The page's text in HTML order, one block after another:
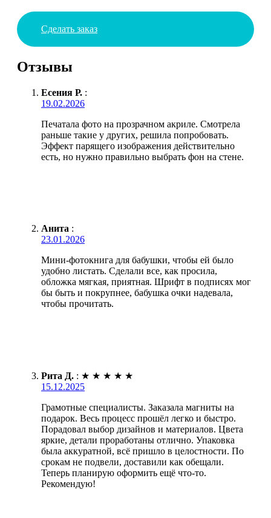
Сделать заказ
Отзывы
Есения Р. :
19.02.2026
Печатала фото на прозрачном акриле. Смотрела
раньше такие у других, решила попробовать.
Эффект парящего изображения действительно
есть, но нужно правильно выбрать фон на стене.
Анита :
23.01.2026
Мини-фотокнига для бабушки, чтобы ей было
удобно листать. Сделали все, как просила,
обложка мягкая, приятная. Шрифт в подписях мог
бы быть и покрупнее, бабушка очки надевала,
чтобы прочитать.
Рита Д. : ★ ★ ★ ★ ★
15.12.2025
Грамотные специалисты. Заказала магниты на
подарок. Весь процесс прошёл легко и быстро.
Порадовал выбор дизайнов и материалов. Цвета
яркие, детали проработаны отлично. Упаковка
была аккуратной, всё пришло в целостности. По
срокам не подвели, доставили как обещали.
Теперь планирую оформить ещё что-то.
Рекомендую!